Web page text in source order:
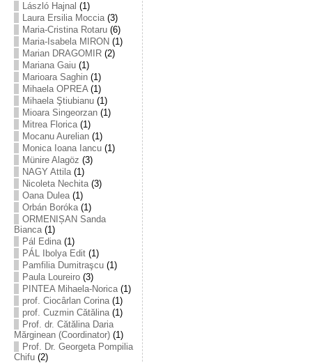
László Hajnal (1)
Laura Ersilia Moccia(3)
Maria-Cristina Rotaru(6)
Maria-Isabela MIRON (1)
Marian DRAGOMIR(2)
Mariana Gaiu(1)
Marioara Saghin(1)
Mihaela OPREA(1)
Mihaela Ştiubianu(1)
Mioara Singeorzan(1)
Mitrea Florica(1)
Mocanu Aurelian(1)
Monica Ioana Iancu(1)
Münire Alagöz (3)
NAGY Attila(1)
Nicoleta Nechita(3)
Oana Dulea(1)
Orbán Boróka(1)
ORMENIȘAN Sanda
Bianca(1)
Pál Edina(1)
PÁL Ibolya Edit(1)
Pamfilia Dumitraşcu(1)
Paula Loureiro(3)
PINTEA Mihaela-Norica(1)
prof. Ciocârlan Corina(1)
prof. Cuzmin Cătălina(1)
Prof. dr. Cătălina Daria
Mărginean (Coordinator)(1)
Prof. Dr. Georgeta Pompilia
Chifu(2)